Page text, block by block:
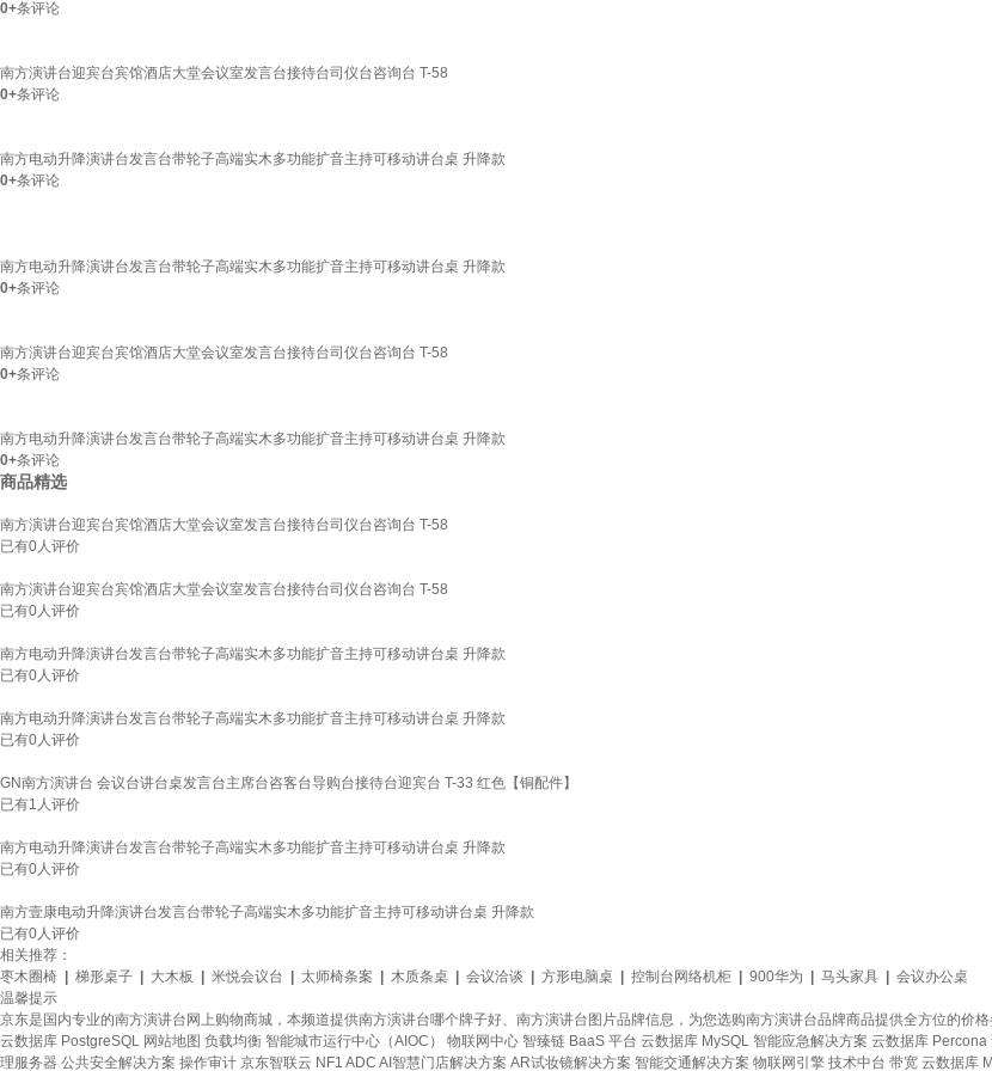
0+条评论
南方演讲台迎宾台宾馆酒店大堂会议室发言台接待台司仪台咨询台 T-58
0+条评论
南方电动升降演讲台发言台带轮子高端实木多功能扩音主持可移动讲台桌 升降款
0+条评论
南方电动升降演讲台发言台带轮子高端实木多功能扩音主持可移动讲台桌 升降款
0+条评论
南方演讲台迎宾台宾馆酒店大堂会议室发言台接待台司仪台咨询台 T-58
0+条评论
南方电动升降演讲台发言台带轮子高端实木多功能扩音主持可移动讲台桌 升降款
0+条评论
商品精选
南方演讲台迎宾台宾馆酒店大堂会议室发言台接待台司仪台咨询台 T-58
已有0人评价
南方演讲台迎宾台宾馆酒店大堂会议室发言台接待台司仪台咨询台 T-58
已有0人评价
南方电动升降演讲台发言台带轮子高端实木多功能扩音主持可移动讲台桌 升降款
已有0人评价
南方电动升降演讲台发言台带轮子高端实木多功能扩音主持可移动讲台桌 升降款
已有0人评价
GN南方演讲台 会议台讲台桌发言台主席台咨客台导购台接待台迎宾台 T-33 红色【铜配件】
已有1 人评价
南方电动升降演讲台发言台带轮子高端实木多功能扩音主持可移动讲台桌 升降款
已有0人评价
南方壹康电动升降演讲台发言台带轮子高端实木多功能扩音主持可移动讲台桌 升降款
已有0人评价
相关推荐：
枣木圈椅
梯形桌子 大木板 米悦会议台 太师椅条案 木质条桌 会议洽谈 方形电脑桌 控制台网络机柜 900华为 马头家具
会议办公桌
温馨提示
京东是国内专业的南方演讲台网上购物商城，本频道提供南方演讲台哪个牌子好、南方演讲台图片品牌信息，为您选购南方演讲台品牌商品提供全方位的价
云数据库 PostgreSQL 网站地图 负载均衡 智能城市运行中心（AIOC） 物联网中心 智臻链 BaaS 平台 云数据库 MySQL 智能应急解决方案 云数据库 Percona
理服务器 公共安全解决方案 操作审计 京东智联云 NF1 ADC AI智慧门店解决方案 AR试妆镜解决方案 智能交通解决方案 物联网引擎 技术中台 带宽 云数据库